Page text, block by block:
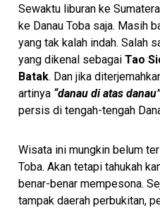
Sewaktu liburan ke
ke Danau Toba saja. Masih
yang tak kalah indah. Salah
yang dikenal sebagaiTao
Batak. Dan jika
artinya “danau di atas
persis di tengah-tengah
Wisata ini mungkin belum
Toba. Akan tetapi tahukah
benar-benar mempesona.
tampak daerah perbukitan,